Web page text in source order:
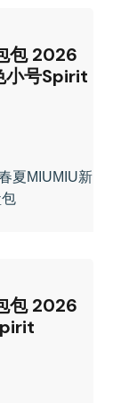
包 2026
小号Spirit
包 2026